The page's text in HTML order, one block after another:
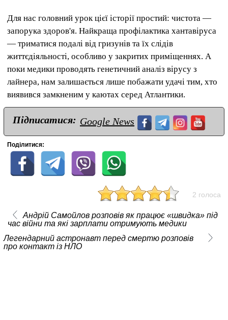
Для нас головний урок цієї історії простий: чистота —
запорука здоров'я. Найкраща профілактика хантавіруса
— триматися подалі від гризунів та їх слідів
життєдіяльності, особливо у закритих приміщеннях. А
поки медики проводять генетичний аналіз вірусу з
лайнера, нам залишається лише побажати удачі тим, хто
виявився замкненим у каютах серед Атлантики.
Підписатися: Google News
Поділитися:
2 голоса
Андрій Самойлов розповів як працює «швидка» під
час війни та які зарплати отримують медики
Легендарний астронавт перед смертю розповів
про контакт із НЛО